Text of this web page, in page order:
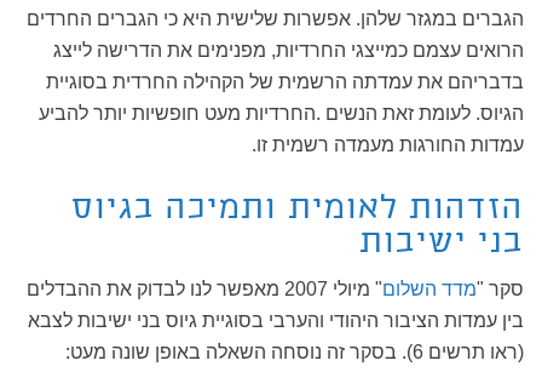
הגברים במגזר שלהן. אפשרות שלישית היא כי הגברים החרדים
הרואים עצמם כמייצגי החרדיות, מפנימים את הדרישה לייצג
בדבריהם את עמדתה הרשמית של הקהילה החרדית בסוגיית
הגיוס. לעומת זאת הנשים .החרדיות מעט חופשיות יותר להביע
עמדות החורגות מעמדה רשמית זו.
הזדהות לאומית ותמיכה בגיוס
בני ישיבות
סקר "מדד השלום
" מיולי 2007 מאפשר לנו לבדוק את ההבדלים
בין עמדות הציבור היהודי והערבי בסוגיית גיוס בני ישיבות לצבא
(ראו תרשים 6). בסקר זה נוסחה השאלה באופן שונה מעט: